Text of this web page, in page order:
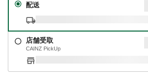
配送
店舗受取
CAINZ PickUp